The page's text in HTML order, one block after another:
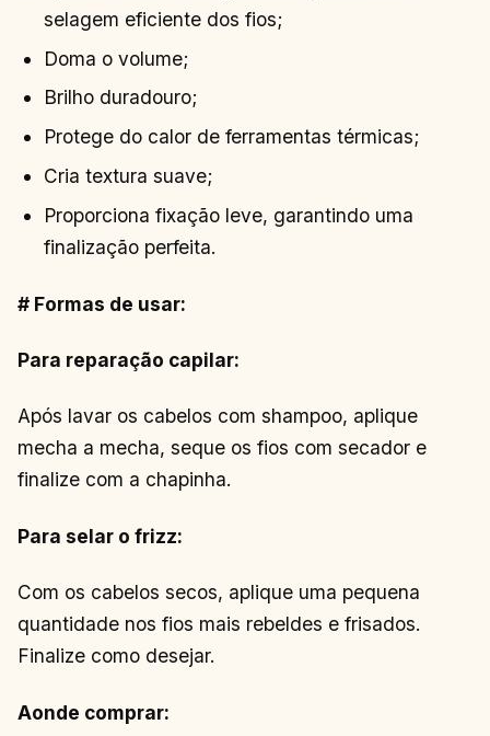
selagem eficiente dos fios;
Doma o volume;
Brilho duradouro;
Protege do calor de ferramentas térmicas;
Cria textura suave;
Proporciona fixação leve, garantindo uma
finalização perfeita.
# Formas de usar:
Para reparação capilar:
Após lavar os cabelos com shampoo, aplique
mecha a mecha, seque os fios com secador e
finalize com a chapinha.
Para selar o frizz:
Com os cabelos secos, aplique uma pequena
quantidade nos fios mais rebeldes e frisados.
Finalize como desejar.
Aonde comprar: